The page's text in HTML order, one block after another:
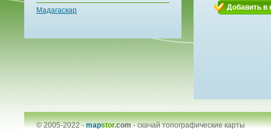
Мадагаскар Добавить в
© 2005-2022 -mapstor.com-скачай топографические карты